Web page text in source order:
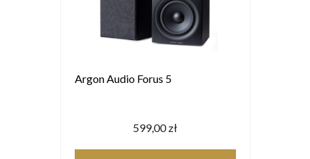
Argon Audio Forus 5
599,00 zł